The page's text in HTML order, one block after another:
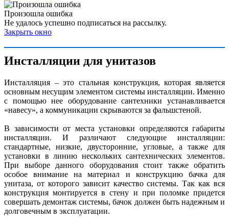
Произошла ошибка
Не удалось успешно подписаться на рассылку.
Закрыть окно
Инсталляции для унитазов
Инсталляция – это стальная конструкция, которая является
основным несущим элементом системы инсталляции. Именно
с помощью нее оборудование сантехники устанавливается
«навесу», а коммуникации скрываются за фальшстеной.
В зависимости от места установки определяются габариты
инсталляции. И различают следующие инсталляции:
стандартные, низкие, двусторонние, угловые, а также для
установки в линию нескольких сантехнических элементов.
При выборе данного оборудования стоит также обратить
особое внимание на материал и конструкцию бачка для
унитаза, от которого зависит качество системы. Так как вся
конструкция монтируется в стену и при поломке придется
совершать демонтаж системы, бачок должен быть надежным и
долговечным в эксплуатации.